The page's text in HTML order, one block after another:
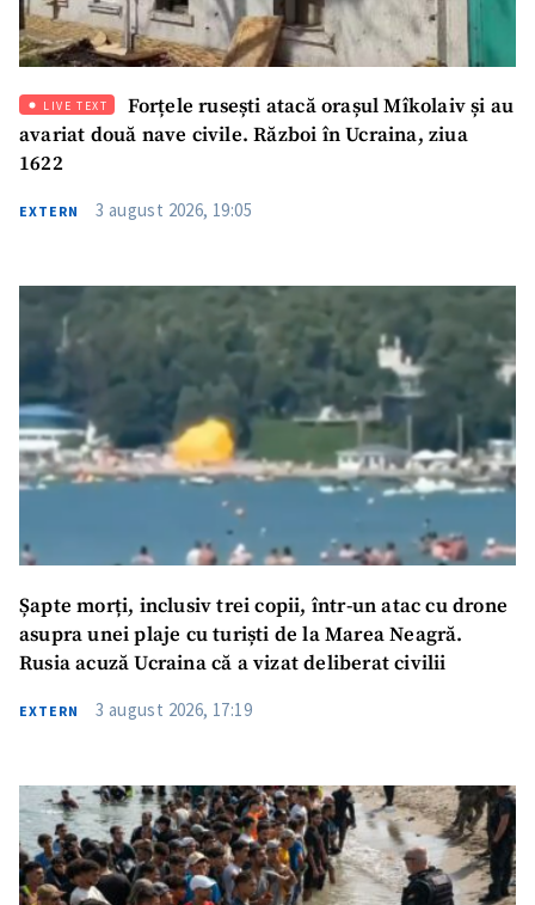
LIVE TEXT
Forțele rusești atacă orașul Mîkolaiv și au
avariat două nave civile. Război în Ucraina, ziua
1622
EXTERN 3 august 2026, 19:05
Șapte morți, inclusiv trei copii, într-un atac cu drone
asupra unei plaje cu turiști de la Marea Neagră.
Rusia acuză Ucraina că a vizat deliberat civilii
EXTERN 3 august 2026, 17:19